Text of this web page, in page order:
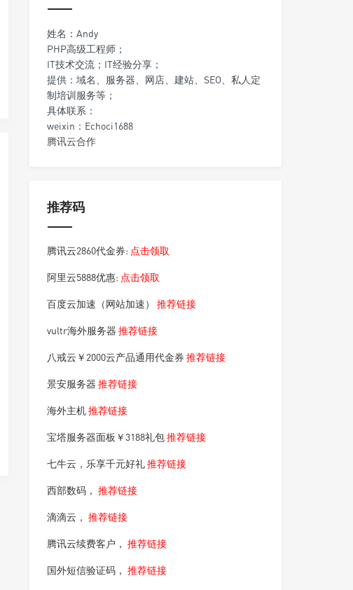
姓名：Andy
PHP高级工程师；
IT技术交流；IT经验分享；
提供：域名、服务器、网店、建站、SEO、私人定
制培训服务等；
具体联系：
weixin：Echoci1688
腾讯云合作
推荐码
腾讯云2860代金券: 点击领取
阿里云5888优惠: 点击领取
百度云加速（网站加速）推荐链接
vultr海外服务器推荐链接
八戒云￥2000云产品通用代金券推荐链接
景安服务器推荐链接
海外主机推荐链接
宝塔服务器面板￥3188礼包推荐链接
七牛云，乐享千元好礼推荐链接
西部数码，推荐链接
滴滴云，推荐链接
腾讯云续费客户，推荐链接
国外短信验证码，推荐链接